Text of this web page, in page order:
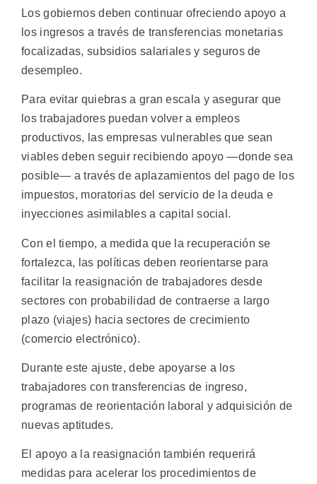
Los gobiernos deben continuar ofreciendo apoyo a
los ingresos a través de transferencias monetarias
focalizadas, subsidios salariales y seguros de
desempleo.
Para evitar quiebras a gran escala y asegurar que
los trabajadores puedan volver a empleos
productivos, las empresas vulnerables que sean
viables deben seguir recibiendo apoyo —donde sea
posible— a través de aplazamientos del pago de los
impuestos, moratorias del servicio de la deuda e
inyecciones asimilables a capital social.
Con el tiempo, a medida que la recuperación se
fortalezca, las políticas deben reorientarse para
facilitar la reasignación de trabajadores desde
sectores con probabilidad de contraerse a largo
plazo (viajes) hacia sectores de crecimiento
(comercio electrónico).
Durante este ajuste, debe apoyarse a los
trabajadores con transferencias de ingreso,
programas de reorientación laboral y adquisición de
nuevas aptitudes.
El apoyo a la reasignación también requerirá
medidas para acelerar los procedimientos de